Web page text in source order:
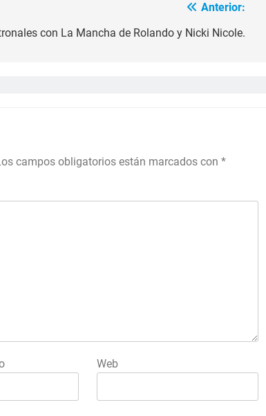
Anterior:
con La Mancha de Rolando y Nicki Nicole.
campos obligatorios están marcados con *
Web